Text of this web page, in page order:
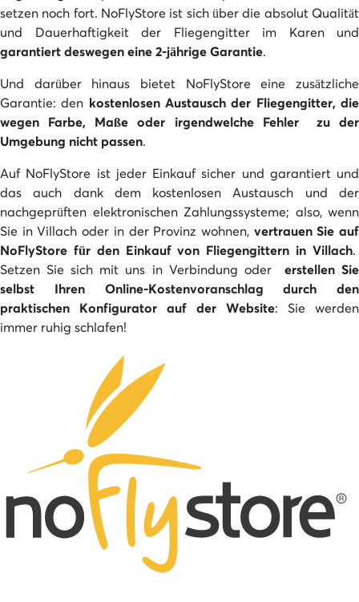
setzen noch fort. NoFlyStore ist sich über die absolut Qualität
und Dauerhaftigkeit der Fliegengitter im Karen und
garantiert deswegen eine 2-jährige Garantie.
Und darüber hinaus bietet NoFlyStore eine zusätzliche
Garantie: den kostenlosen Austausch der Fliegengitter, die
wegen Farbe, Maße oder irgendwelche Fehler zu der
Umgebung nicht passen.
Auf NoFlyStore ist jeder Einkauf sicher und garantiert und
das auch dank dem kostenlosen Austausch und der
nachgeprüften elektronischen Zahlungssysteme; also, wenn
Sie in Villach oder in der Provinz wohnen, vertrauen Sie auf
NoFlyStore für den Einkauf von Fliegengittern in Villach.
Setzen Sie sich mit uns in Verbindung oder
erstellen Sie
selbst Ihren Online-Kostenvoranschlag durch den
praktischen Konfigurator auf der Website: Sie werden
immer ruhig schlafen!